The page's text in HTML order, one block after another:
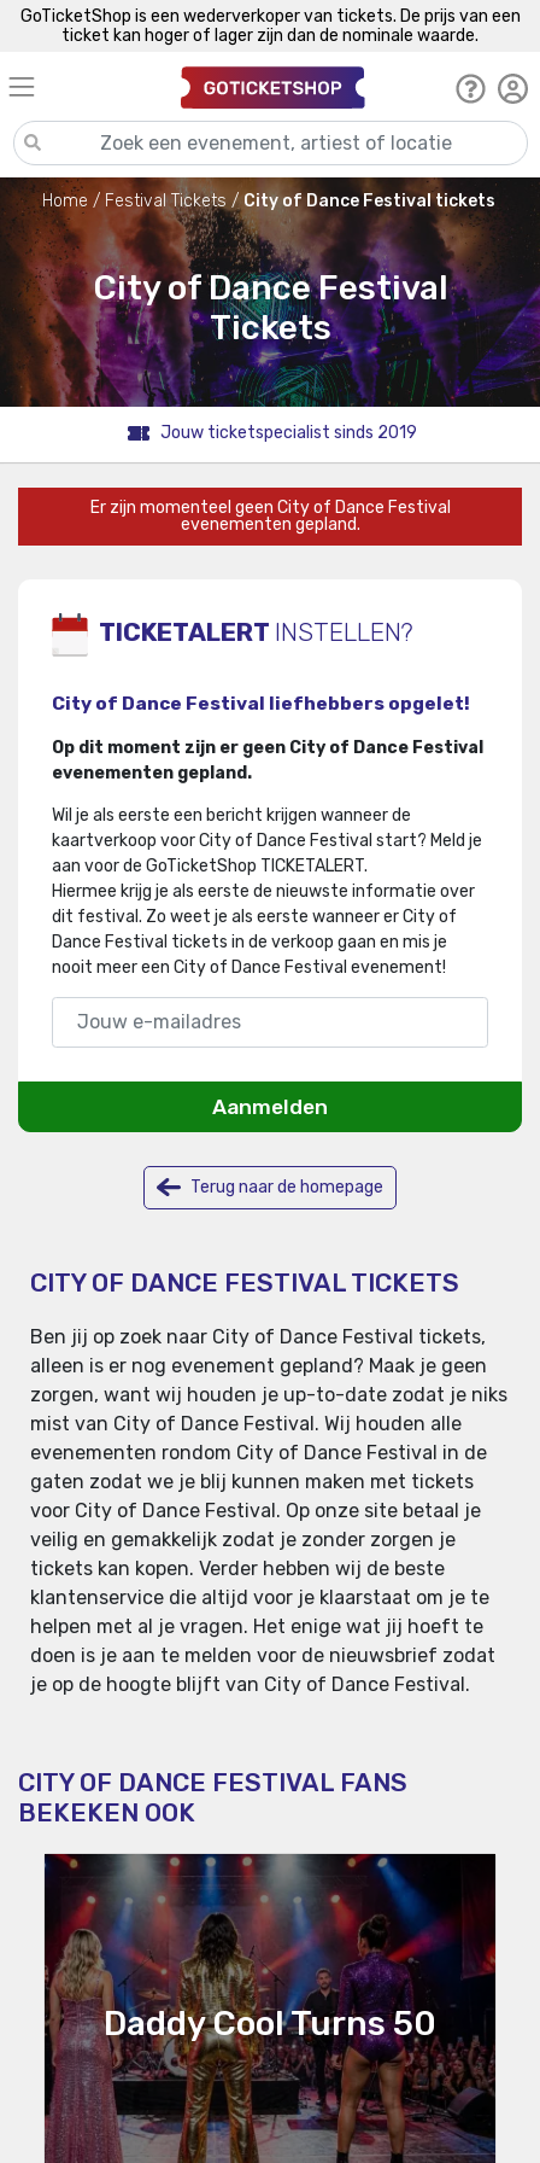
GoTicketShop is een wederverkoper van tickets. De prijs van een
ticket kan hoger of lager zijn dan de nominale waarde.
Home Festival Tickets City of Dance Festival tickets
City of Dance Festival
Tickets
Jouw ticketspecialist sinds 2019
Er zijn momenteel geen City of Dance Festival
evenementen gepland.
TICKETALERT INSTELLEN?
City of Dance Festival liefhebbers opgelet!
Op dit moment zijn er geen City of Dance Festival
evenementen gepland.
Wil je als eerste een bericht krijgen wanneer de
kaartverkoop voor City of Dance Festival start? Meld je
aan voor de GoTicketShop TICKETALERT.
Hiermee krijg je als eerste de nieuwste informatie over
dit festival . Zo weet je als eerste wanneer er City of
Dance Festival tickets in de verkoop gaan en mis je
nooit meer een City of Dance Festival evenement!
Aanmelden
Terug naar de homepage
CITY OF DANCE FESTIVAL TICKETS
Ben jij op zoek naar City of Dance Festival tickets,
alleen is er nog evenement gepland? Maak je geen
zorgen, want wij houden je up-to-date zodat je niks
mist van City of Dance Festival. Wij houden alle
evenementen rondom City of Dance Festival in de
gaten zodat we je blij kunnen maken met tickets
voor City of Dance Festival. Op onze site betaal je
veilig en gemakkelijk zodat je zonder zorgen je
tickets kan kopen. Verder hebben wij de beste
klantenservice die altijd voor je klaarstaat om je te
helpen met al je vragen. Het enige wat jij hoeft te
doen is je aan te melden voor de nieuwsbrief zodat
je op de hoogte blijft van City of Dance Festival.
CITY OF DANCE FESTIVAL FANS
BEKEKEN OOK
Daddy Cool Turns 50